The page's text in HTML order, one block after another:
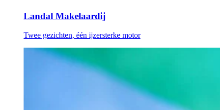
Landal Makelaardij
Twee gezichten, één ijzersterke motor